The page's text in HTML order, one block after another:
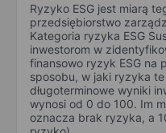
Ryzyko ESG jest miarą
przedsiębiorstwo
Kategoria ryzyka ESG
inwestorom w
finansowo ryzyk ESG na
sposobu, w jaki ryzyka te
długoterminowe wyniki
wynosi od 0 do 100. Im
oznacza brak ryzyka, a